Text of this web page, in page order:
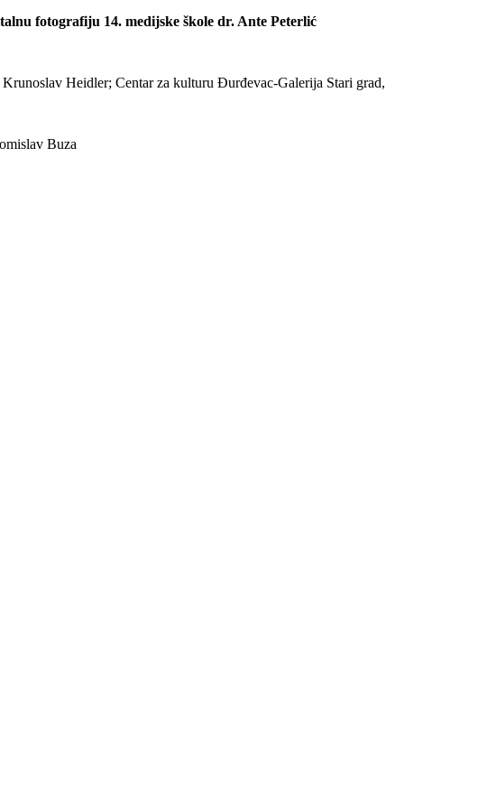
fotografiju 14. medijske škole dr. Ante Peterlić
Heidler; Centar za kulturu Đurđevac-Galerija Stari grad,
Buza